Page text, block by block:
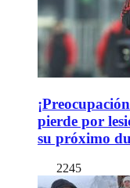
pierde por
su próximo
2245